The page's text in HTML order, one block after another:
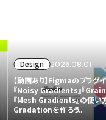
Design 2026.08.01
【動画あり】Figmaのプラ
『Noisy Gradients』『
『Mesh Gradients』の使い
Gradationを作ろう。